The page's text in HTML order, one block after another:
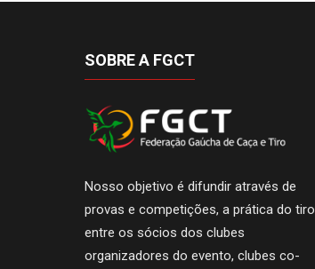
SOBRE A FGCT
Nosso objetivo é difundir através de
provas e competições, a prática do tiro
entre os sócios dos clubes
organizadores do evento, clubes co-